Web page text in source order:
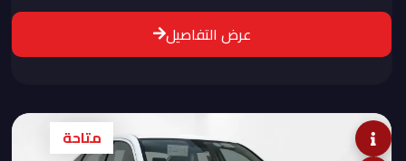
عرض التفاصيل
متاحة